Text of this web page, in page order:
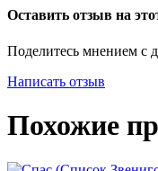
Оставить отзыв на
Поделитесь мнением с
Написать отзыв
Похожие